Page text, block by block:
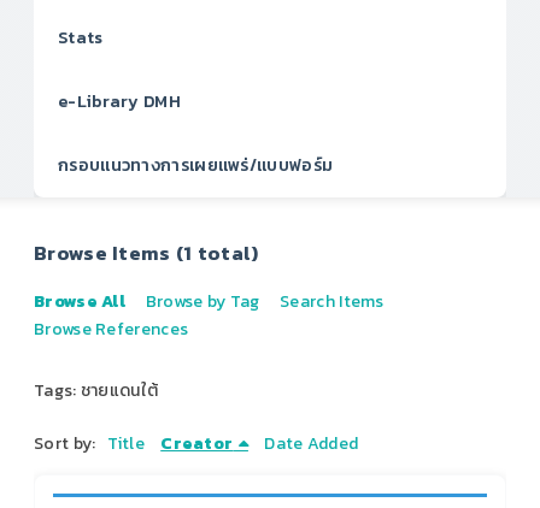
Stats
e-Library DMH
กรอบแนวทางการเผยแพร่/แบบฟอร์ม
Browse Items (1 total)
Browse All Browse by Tag
Search Items
Browse References
Tags: ชายแดนใต้
Sort by: Title Creator Date Added